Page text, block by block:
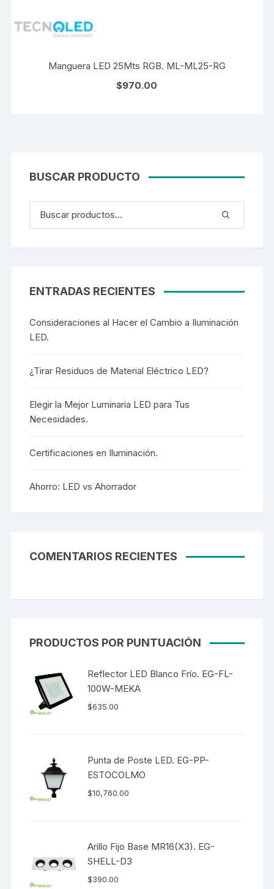
Manguera LED 25Mts RGB. ML-ML25-RG
$970.00
BUSCAR PRODUCTO
ENTRADAS RECIENTES
Consideraciones al Hacer el Cambio a Iluminación
LED.
¿Tirar Residuos de Material Eléctrico LED?
Elegir la Mejor Luminaria LED para Tus
Necesidades.
Certificaciones en Iluminación.
Ahorro: LED vs Ahorrador
COMENTARIOS RECIENTES
PRODUCTOS POR PUNTUACIÓN
Reflector LED Blanco Frío. EG-FL-
100W-MEKA
$635.00
Punta de Poste LED. EG-PP-
ESTOCOLMO
$10,760.00
Arillo Fijo Base MR16(X3). EG-
SHELL-D3
$390.00